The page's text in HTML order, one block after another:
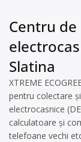
Centru
Slatina
XTREME
pentru colectare
electrocasnice
calculatoare și
telefoane vechi